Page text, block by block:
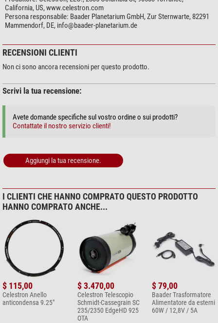
California, US, www.celestron.com
Persona responsabile: Baader Planetarium GmbH, Zur Sternwarte, 82291
Mammendorf, DE, info@baader-planetarium.de
RECENSIONI CLIENTI
Non ci sono ancora recensioni per questo prodotto.
Scrivi la tua recensione:
Avete domande specifiche sul vostro ordine o sui prodotti?
Contattate il nostro servizio clienti!
Aggiungi la tua recensione.
I CLIENTI CHE HANNO COMPRATO QUESTO PRODOTTO
HANNO COMPRATO ANCHE...
$ 115,00
Celestron Anello
anticondensa 9.25"
$ 3.470,00
Celestron Telescopio
Schmidt-Cassegrain SC
235/2350 EdgeHD 925
OTA
$ 79,00
Baader Trasformatore
Alimentatore da esterni
60W / 12,8V / 5A